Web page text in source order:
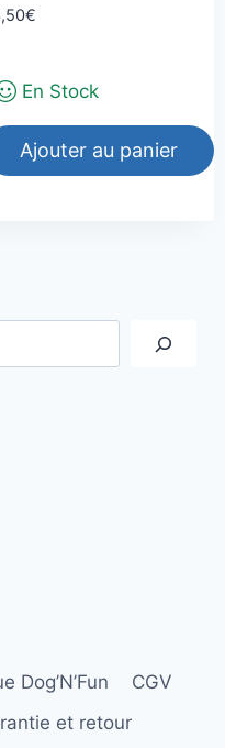
€
En Stock
Ajouter au panier
Dog’N’Fun
CGV
et retour